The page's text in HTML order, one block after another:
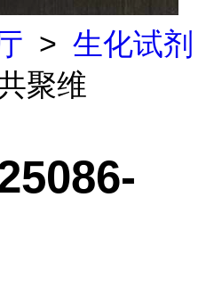
> 生化试剂
聚维